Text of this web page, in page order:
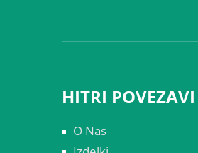
HITRI POVEZAVI
O Nas